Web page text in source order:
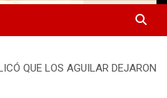
QUE LOS AGUILAR DEJARON